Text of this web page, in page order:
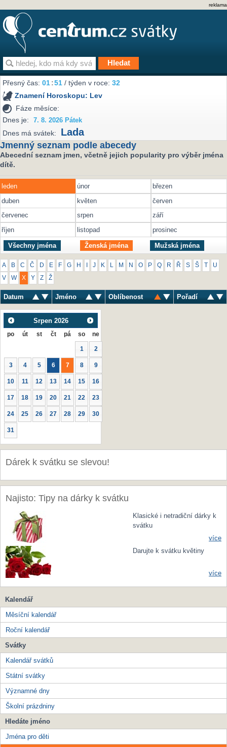
reklama
Přesný čas:01:51 / týden v roce:32
Znamení Horoskopu: Lev
Fáze měsíce:
Dnes je:
7. 8. 2026 Pátek
Dnes má svátek: Lada
Jmenný seznam podle abecedy
Abecední seznam jmen, včetně jejich popularity pro výběr jména
dítě.
leden únor
březen
duben
květen
červen
červenec
srpen
září
říjen
listopad prosinec
Všechny jména Ženská jména Mužská jména
A B C Č D E F G H J K M N O P Q R Ř S Š U
V W X Y Z Ž
Datum Jméno Oblíbenost Pořadí
Srpen 2026
po út st čt pá so ne
1 2
3 4 5 6 7 8 9
10 11 12 13 14 15 16
17 18 19 20 21 22 23
24 25 26 27 28 29 30
31
Dárek k svátku se slevou!
Najisto: Tipy na dárky k svátku
Klasické i netradiční dárky k
svátku
více
Darujte k svátku květiny
více
Kalendář
Měsíční kalendář
Roční kalendář
Svátky
Kalendář svátků
Státní svátky
Významné dny
Školní prázdniny
Hledáte jméno
Jména pro děti